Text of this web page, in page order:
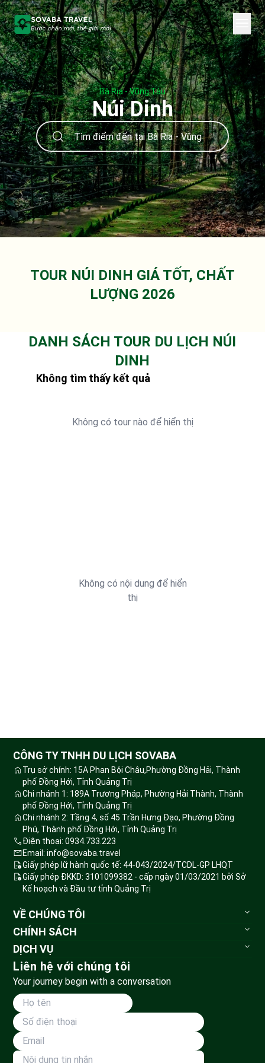
Bà Rịa - Vũng Tàu
Núi Dinh
TOUR NÚI DINH GIÁ TỐT, CHẤT
LƯỢNG 2026
DANH SÁCH TOUR DU LỊCH NÚI
DINH
Không tìm thấy kết quả
Không có tour nào để hiển thị
Không có nội dung để hiển
thị
CÔNG TY TNHH DU LỊCH SOVABA
Trụ sở chính: 15A Phan Bội Châu,Phường Đồng Hải, Thành
phố Đồng Hới, Tỉnh Quảng Trị
Chi nhánh 1: 189A Trương Pháp, Phường Hải Thành, Thành
phố Đồng Hới, Tỉnh Quảng Trị
Chi nhánh 2: Tầng 4, số 45 Trần Hưng Đạo, Phường Đồng
Phú, Thành phố Đồng Hới, Tỉnh Quảng Trị
Điện thoại: 0934.733.223
Email: info@sovaba.travel
Giấy phép lữ hành quốc tế: 44-043/2024/TCDL-GP LHQT
Giấy phép ĐKKD: 3101099382 - cấp ngày 01/03/2021 bởi Sở
Kế hoạch và Đầu tư tỉnh Quảng Trị
VỀ CHÚNG TÔI
Sovaba.travel
CHÍNH SÁCH
Bảo mật thông tin
Đặt tour
Huỷ tour & hoàn tiền
Phương thức vận chuyển
Thanh toán
DỊCH VỤ
Tour du lịch
Vé vui chơi
Tour đoàn
Land Tour
Dành cho đối tác
Liên hệ với chúng tôi
Your journey begin with a conversation